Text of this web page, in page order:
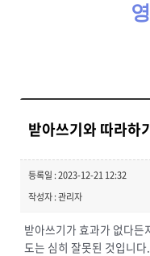
받아쓰기와 따라하
등록일 : 2023-12-21 12:32
작성자 : 관리자
받아쓰기가 효과가 없다든
도는 심히 잘못된 것입니다.